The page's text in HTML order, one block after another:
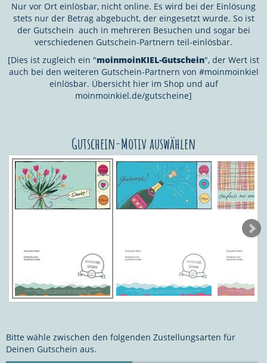
Nur vor Ort einlösbar, nicht online. Es wird bei der Einlösung
stets nur der Betrag abgebucht, der eingesetzt wurde. So ist
der Gutschein auch in mehreren Besuchen und sogar bei
verschiedenen Gutschein-Partnern teil-einlösbar.
[Dies ist zugleich ein "moinmoinKIEL-Gutschein", der Wert ist
auch bei den weiteren Gutschein-Partnern von #moinmoinkiel
einlösbar. Übersicht hier im Shop und auf
moinmoinkiel.de/gutscheine]
Gutschein-Motiv auswählen
Bitte wähle zwischen den folgenden Zustellungsarten für
Deinen Gutschein aus.